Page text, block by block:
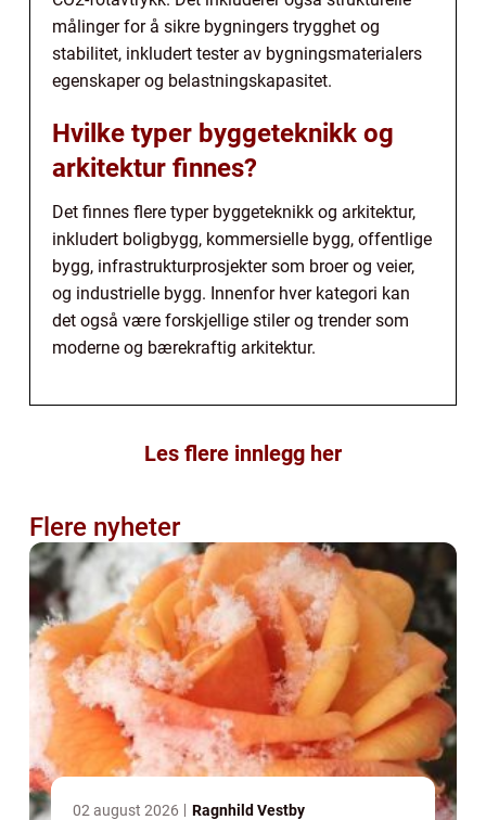
målinger for å sikre bygningers trygghet og
stabilitet, inkludert tester av bygningsmaterialers
egenskaper og belastningskapasitet.
Hvilke typer byggeteknikk og
arkitektur finnes?
Det finnes flere typer byggeteknikk og arkitektur,
inkludert boligbygg, kommersielle bygg, offentlige
bygg, infrastrukturprosjekter som broer og veier,
og industrielle bygg. Innenfor hver kategori kan
det også være forskjellige stiler og trender som
moderne og bærekraftig arkitektur.
Les flere innlegg her
Flere nyheter
02 august 2026 Ragnhild Vestby